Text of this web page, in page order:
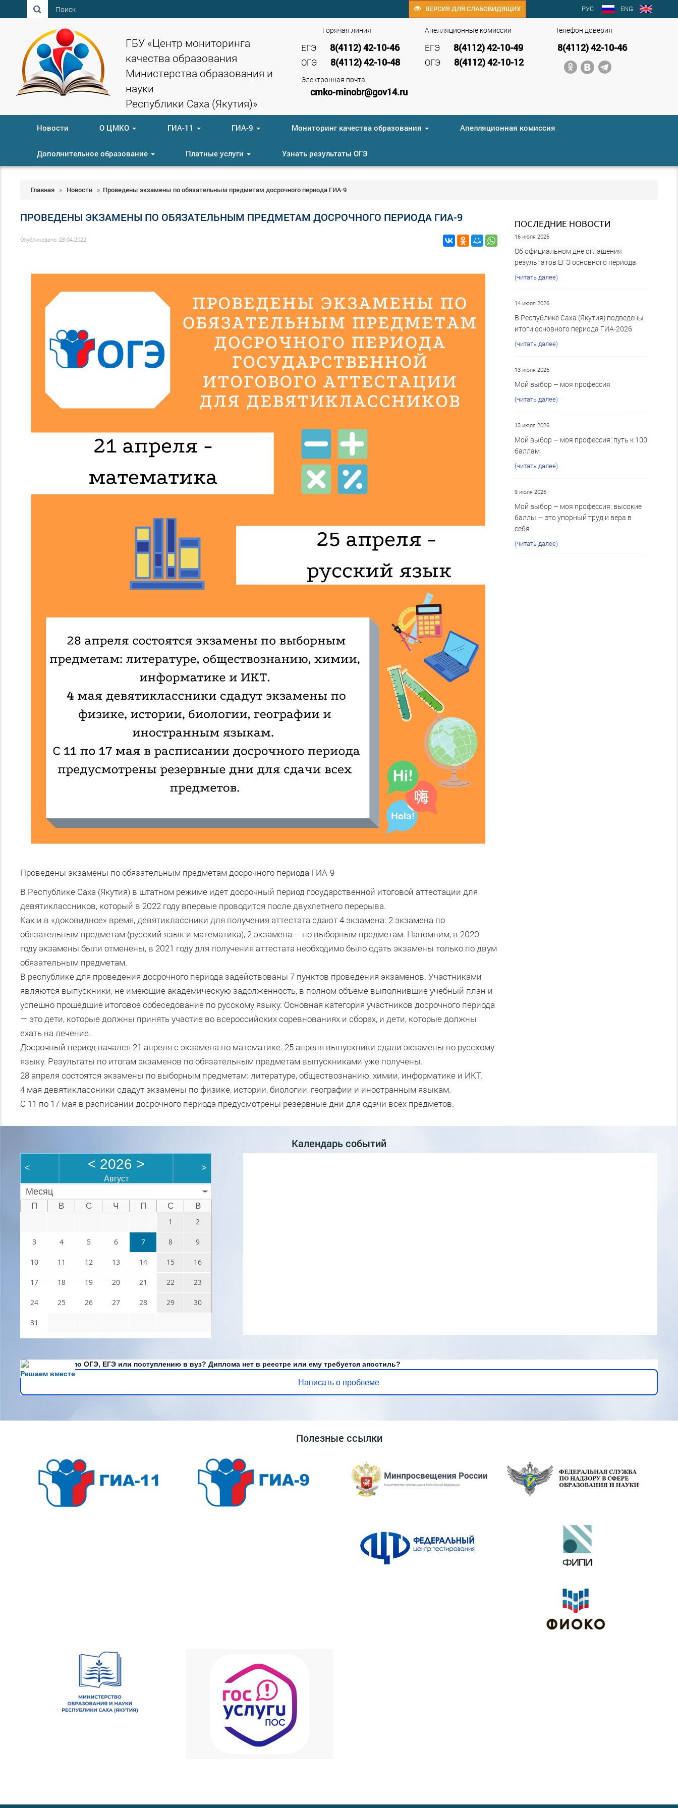
РУС ENG
ВЕРСИЯ ДЛЯ СЛАБОВИДЯЩИХ
Поиск
ГБУ «Центр мониторинга
качества образования
Министерства образования и
науки
Республики Саха (Якутия)»
Телефон доверия
8(4112) 42-10-46
Апелляционные комиссии
ЕГЭ 8(4112) 42-10-49
ОГЭ 8(4112) 42-10-12
Горячая линия
ЕГЭ 8(4112) 42-10-46
ОГЭ 8(4112) 42-10-48
Электронная почта
cmko-minobr@gov14.ru
Новости О ЦМКО ГИА-11 ГИА-9 Мониторинг качества образования Апелляционная комиссия
Дополнительное образование Платные услуги Узнать результаты ОГЭ
Главная » Новости » Проведены экзамены по обязательным предметам досрочного периода ГИА-9
ПРОВЕДЕНЫ ЭКЗАМЕНЫ ПО ОБЯЗАТЕЛЬНЫМ ПРЕДМЕТАМ ДОСРОЧНОГО ПЕРИОДА ГИА-9
Опубликовано: 28.04.2022
Проведены экзамены по обязательным предметам досрочного периода ГИА-9
В Республике Саха (Якутия) в штатном режиме идет досрочный период государственной итоговой аттестации для
девятиклассников, который в 2022 году впервые проводится после двухлетнего перерыва.
Как и в «доковидное» время, девятиклассники для получения аттестата сдают 4 экзамена: 2 экзамена по
обязательным предметам (русский язык и математика), 2 экзамена – по выборным предметам. Напомним, в 2020
году экзамены были отменены, в 2021 году для получения аттестата необходимо было сдать экзамены только по двум
обязательным предметам.
В республике для проведения досрочного периода задействованы 7 пунктов проведения экзаменов. Участниками
являются выпускники, не имеющие академическую задолженность, в полном объеме выполнившие учебный план и
успешно прошедшие итоговое собеседование по русскому языку. Основная категория участников досрочного периода
— это дети, которые должны принять участие во всероссийских соревнованиях и сборах, и дети, которые должны
ехать на лечение.
Досрочный период начался 21 апреля с экзамена по математике. 25 апреля выпускники сдали экзамены по русскому
языку. Результаты по итогам экзаменов по обязательным предметам выпускниками уже получены.
28 апреля состоятся экзамены по выборным предметам: литературе, обществознанию, химии, информатике и ИКТ.
4 мая девятиклассники сдадут экзамены по физике, истории, биологии, географии и иностранным языкам.
С 11 по 17 мая в расписании досрочного периода предусмотрены резервные дни для сдачи всех предметов.
ПОСЛЕДНИЕ НОВОСТИ
16 июля 2026
Об официальном дне оглашения
результатов ЕГЭ основного периода
(читать далее)
14 июля 2026
В Республике Саха (Якутия) подведены
итоги основного периода ГИА-2026
(читать далее)
13 июля 2026
Мой выбор – моя профессия
(читать далее)
13 июля 2026
Мой выбор – моя профессия: путь к 100
баллам
(читать далее)
9 июля 2026
Мой выбор – моя профессия: высокие
баллы — это упорный труд и вера в
себя
(читать далее)
Календарь событий
< < 2026 >
Август
>
Месяц
П В С Ч П С
В
1
2
3 4 5 6 7 8 9
10 11 12 13 14 15 16
17 18 19 20 21 22 23
24 25 26 27 28 29 30
31
Решаем вместе
Есть вопросы по ОГЭ, ЕГЭ или поступлению в вуз? Диплома нет в реестре или ему требуется апостиль?
Написать о проблеме
Полезные ссылки